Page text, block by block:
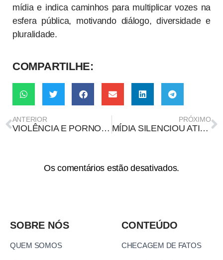
mídia e indica caminhos para multiplicar vozes na
esfera pública, motivando diálogo, diversidade e
pluralidade.
COMPARTILHE:
ANTERIOR
VIOLÊNCIA E PORNOGRAFIA SÃO 80% DO QUE CIRCULA EM GRUPOS PÚBLICOS NO WHATSAPP, REVELA ESTUDO
PRÓXIMO
MÍDIA SILENCIOU ATINGIDOS NA COBERTURA SOBRE O MAIOR DESASTRE AMBIENTAL NO ATLÂNTICO SUL
Os comentários estão desativados.
SOBRE NÓS
QUEM SOMOS
CONTEÚDO
CHECAGEM DE FATOS